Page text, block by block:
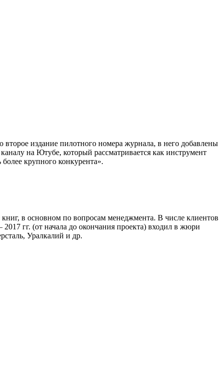
издание пилотного номера журнала, в него добавлены
на Ютубе, который рассматривается как инструмент
крупного конкурента».
в основном по вопросам менеджмента. В числе клиентов
гг. (от начала до окончания проекта) входил в жюри
Уралкалий и др.